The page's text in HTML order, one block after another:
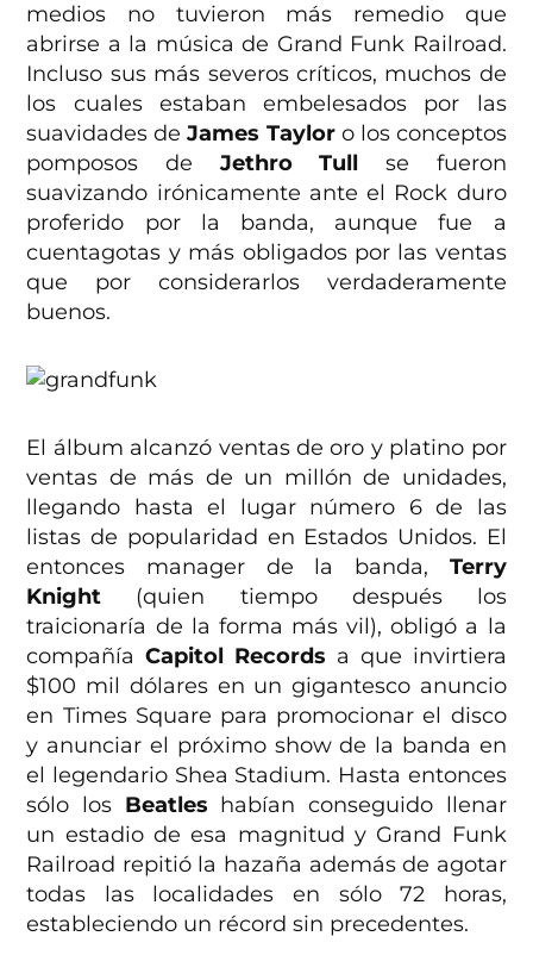
medios no tuvieron más remedio que
abrirse a la música de Grand Funk Railroad.
Incluso sus más severos críticos, muchos de
los cuales estaban embelesados por las
suavidades deJames Tayloro los conceptos
pomposos de Jethro Tull se fueron
suavizando irónicamente ante el Rock duro
proferido por la banda, aunque fue a
cuentagotas y más obligados por las ventas
que por considerarlos verdaderamente
buenos.
El álbum alcanzó ventas de oro y platino por
ventas de más de un millón de unidades,
llegando hasta el lugar número 6 de las
listas de popularidad en Estados Unidos. El
entonces manager de la banda, Terry
Knight (quien tiempo después los
traicionaría de la forma más vil), obligó a la
compañíaCapitol Records a que invirtiera
$100 mil dólares en un gigantesco anuncio
en Times Square para promocionar el disco
y anunciar el próximo show de la banda en
el legendario Shea Stadium. Hasta entonces
sólo los Beatles habían conseguido llenar
un estadio de esa magnitud y Grand Funk
Railroad repitió la hazaña además de agotar
todas las localidades en sólo 72 horas,
estableciendo un récord sin precedentes.